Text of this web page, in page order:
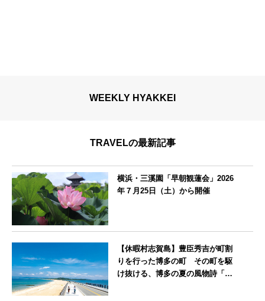
WEEKLY HYAKKEI
TRAVELの最新記事
横浜・三溪園「早朝観蓮会」2026
年７月25日（土）から開催
【休暇村志賀島】豊臣秀吉が町割
りを行った博多の町 その町を駆
け抜ける、博多の夏の風物詩「博